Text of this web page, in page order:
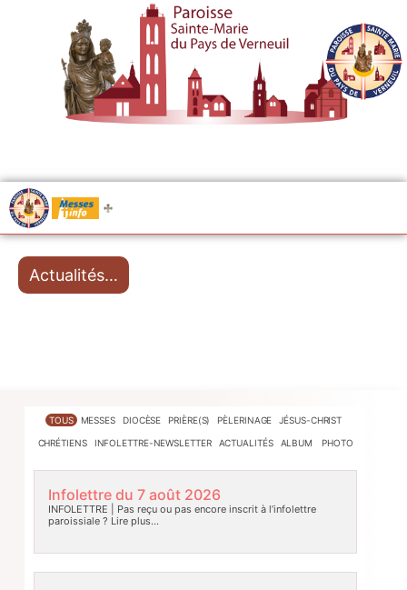
Messes
Actualités…
TOUS MESSES DIOCÈSE PRIÈRE(S) PÈLERINAGE JÉSUS-CHRIST
CHRÉTIENS INFOLETTRE-NEWSLETTER ACTUALITÉS ALBUM PHOTO
Infolettre du 7 août 2026
INFOLETTRE | Pas reçu ou pas encore inscrit à l’infolettre
paroissiale ? Lire plus…